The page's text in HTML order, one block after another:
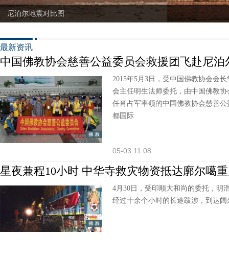
尼泊尔地震对比图
最新资讯
中国佛教协会慈善公益委员会救援团飞赴尼泊
2015年5月3日，受中国佛教协会会
会主任明生法师委托，由中国佛教
任肖占军率领的中国佛教协会慈善
都国际
05-03 11:08
星夜兼程10小时 中华寺救灾物资抵达廓尔噶
4月30日，受印顺大和尚的委托，明
经过十余个小时的长途跋涉，到达